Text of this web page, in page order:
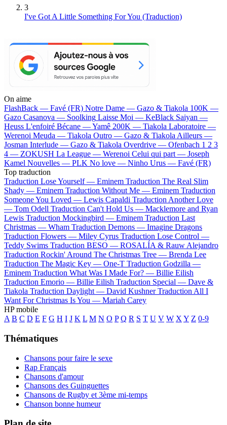
3
I've Got A Little Something For You (Traduction)
On aime
FlashBack — Favé (FR) Notre Dame — Gazo & Tiakola 100K —
Gazo Casanova — Soolking Laisse Moi — KeBlack Saiyan —
Heuss L'enfoiré Bécane —Yamê 200K — Tiakola Laboratoire —
Werenoi Meuda — Tiakola Outro — Gazo & Tiakola Ailleurs —
Josman Interlude — Gazo & Tiakola Overdrive — Ofenbach 1 2 3
4 — ZOKUSH La League — Werenoi Celui qui part — Joseph
Kamel Nouvelles — PLK No love — Ninho Urus — Favé (FR)
Top traduction
Traduction Lose Yourself — Eminem Traduction The Real Slim
Shady — Eminem Traduction Without Me — Eminem Traduction
Someone You Loved — Lewis Capaldi Traduction Another Love
— Tom Odell Traduction Can't Hold Us — Macklemore and Ryan
Lewis Traduction Mockingbird — Eminem Traduction Last
Christmas — Wham Traduction Demons — Imagine Dragons
Traduction Flowers — Miley Cyrus Traduction Lose Control —
Teddy Swims Traduction BESO — ROSALÍA & Rauw Alejandro
Traduction Rockin' Around The Christmas Tree — Brenda Lee
Traduction The Magic Key — One-T Traduction Godzilla —
Eminem Traduction What Was I Made For? — Billie Eilish
Traduction Emorio — Billie Eilish Traduction Special — Dave &
Tiakola Traduction Daylight — David Kushner Traduction All I
Want For Christmas Is You — Mariah Carey
HP mobile
A B C D E F G H I J K L M N O P Q R S T U V W X Y Z 0-9
Thématiques
Chansons pour faire le sexe
Rap Français
Chansons d'amour
Chansons des Guinguettes
Chansons de Rugby et 3ème mi-temps
Chanson bonne humeur